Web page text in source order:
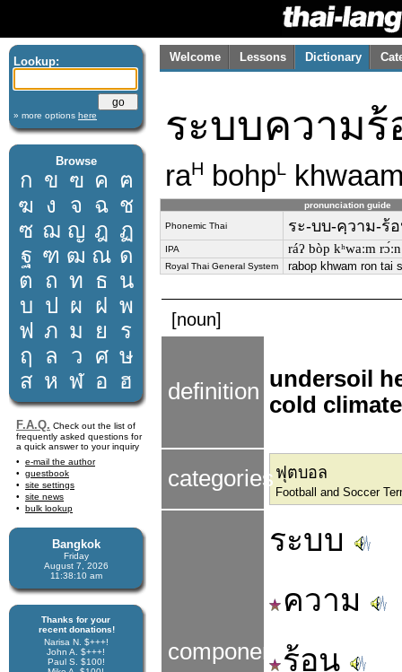
Lookup:
» more options here
Browse
ก ข ฃ ค ฅ
ฆ ง จ ฉ ช
ซ ฌ ญ ฎ ฏ
ฐ ฑ ฒ ณ ด
ต ถ ท ธ น
บ ป ผ ฝ พ
ฟ ภ ม ย
ร
ฤ
ล ว ศ ษ
ส ห ฬ อ ฮ
F.A.Q. Check out the list of
frequently asked questions for
a quick answer to your inquiry
e-mail the author
guestbook
site settings
site news
bulk lookup
Bangkok
Friday
August 7, 2026
11:38:10 am
Thanks for your
recent donations!
Narisa N. $+++!
John A. $+++!
Paul S. $100!
Welcome Lessons Dictionary
ระบบความ
raH bohpL
pronunciation guide
Phonemic Thai ระ-บบ-คฺวาม-ร้
IPA ráʔ bòp kʰwaːm
Royal Thai General System rabop khwam ron tai
[noun]
definition undersoil
cold
categories ฟุตบอล
Football and Soccer
components
ระบบ
ความ
ร้อน